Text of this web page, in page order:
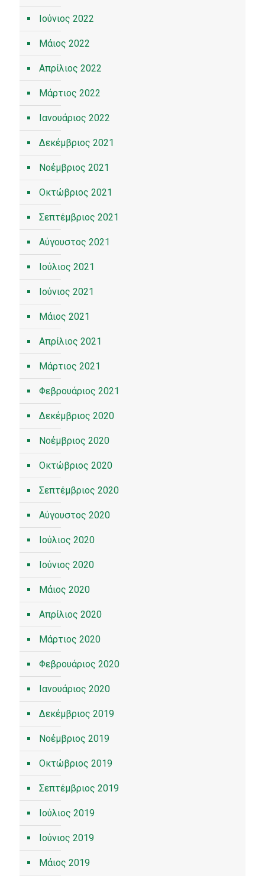
Ιούνιος 2022
Μάιος 2022
Απρίλιος 2022
Μάρτιος 2022
Ιανουάριος 2022
Δεκέμβριος 2021
Νοέμβριος 2021
Οκτώβριος 2021
Σεπτέμβριος 2021
Αύγουστος 2021
Ιούλιος 2021
Ιούνιος 2021
Μάιος 2021
Απρίλιος 2021
Μάρτιος 2021
Φεβρουάριος 2021
Δεκέμβριος 2020
Νοέμβριος 2020
Οκτώβριος 2020
Σεπτέμβριος 2020
Αύγουστος 2020
Ιούλιος 2020
Ιούνιος 2020
Μάιος 2020
Απρίλιος 2020
Μάρτιος 2020
Φεβρουάριος 2020
Ιανουάριος 2020
Δεκέμβριος 2019
Νοέμβριος 2019
Οκτώβριος 2019
Σεπτέμβριος 2019
Ιούλιος 2019
Ιούνιος 2019
Μάιος 2019